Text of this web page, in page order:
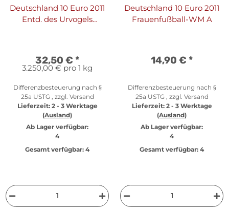
Deutschland 10 Euro 2011
Entd. des Urvogels
32,50 € *
3.250,00 € pro 1 kg
Differenzbesteuerung nach §
25a USTG , zzgl. Versand
Lieferzeit: 2 - 3 Werktage
(Ausland)
Ab Lager verfügbar:
4
Gesamt verfügbar: 4
Deutschland 10 Euro 2011
Frauenfußball-WM A
14,90 € *
Differenzbesteuerung nach §
25a USTG , zzgl. Versand
Lieferzeit: 2 - 3 Werktage
(Ausland)
Ab Lager verfügbar:
4
Gesamt verfügbar: 4